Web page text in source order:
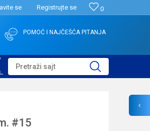
0
se Registrujte se
POMOĆ I NAJČEŠĆA PITANJA
Pretraži sajt
#15